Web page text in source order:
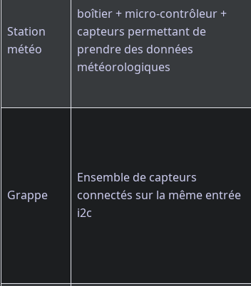
Station
météo
boîtier + micro-contrôleur +
capteurs permettant de
prendre des données
météorologiques
Grappe
Ensemble de capteurs
connectés sur la même entrée
i2c